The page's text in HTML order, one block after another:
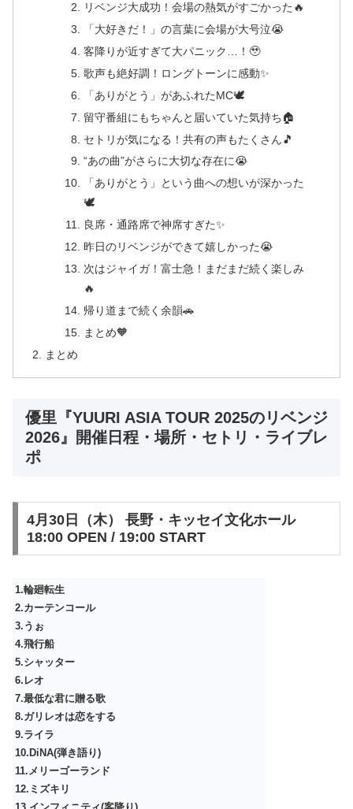
リベンジ大成功！会場の熱気がすごかった🔥
「大好きだ！」の言葉に会場が大号泣😭
客降りが近すぎて大パニック…！🥹
歌声も絶好調！ロングトーンに感動✨
「ありがとう」があふれたMC🕊️
留守番組にもちゃんと届いていた気持ち🏠
セトリが気になる！共有の声もたくさん🎵
“あの曲”がさらに大切な存在に😭
「ありがとう」という曲への想いが深かった
🕊️
良席・通路席で神席すぎた✨
昨日のリベンジができて嬉しかった😭
次はジャイガ！富士急！まだまだ続く楽しみ
🔥
帰り道まで続く余韻🚗
まとめ🧡
まとめ
優里『YUURI ASIA TOUR 2025のリベンジ
2026』開催日程・場所・セトリ・ライブレ
ポ
4月30日（木） 長野・キッセイ⽂化ホール
18:00 OPEN / 19:00 START
1.輪廻転生
2.カーテンコール
3.うぉ
4.飛行船
5.シャッター
6.レオ
7.最低な君に贈る歌
8.ガリレオは恋をする
9.ライラ
10.DiNA(弾き語り)
11.メリーゴーランド
12.ミズキリ